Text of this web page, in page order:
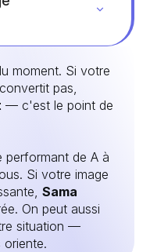
moment. Si votre
pas,
— c'est le point de
performant de A à
Si votre image
Sama
On peut aussi
situation —